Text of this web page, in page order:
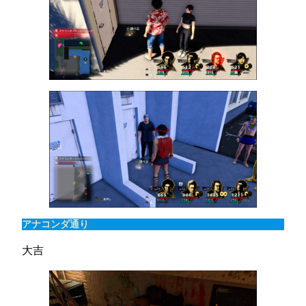
アナコンダ通り
大吉